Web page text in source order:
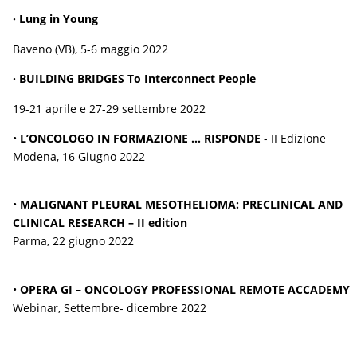
· Lung in Young
Baveno (VB), 5-6 maggio 2022
· BUILDING BRIDGES To Interconnect People
19-21 aprile e 27-29 settembre 2022
• L’ONCOLOGO IN FORMAZIONE … RISPONDE - II Edizione
Modena, 16 Giugno 2022
• MALIGNANT PLEURAL MESOTHELIOMA: PRECLINICAL AND
CLINICAL RESEARCH – II edition
Parma, 22 giugno 2022
• OPERA GI – ONCOLOGY PROFESSIONAL REMOTE ACCADEMY
Webinar, Settembre- dicembre 2022